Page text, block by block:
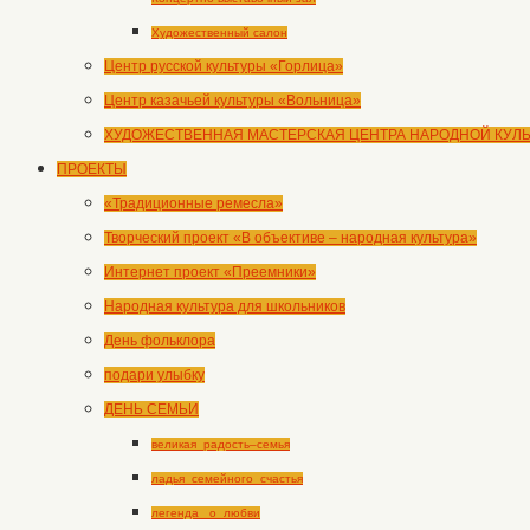
Художественный салон
Центр русской культуры «Горлица»
Центр казачьей культуры «Вольница»
ХУДОЖЕСТВЕННАЯ МАСТЕРСКАЯ ЦЕНТРА НАРОДНОЙ
ПРОЕКТЫ
«Традиционные ремесла»
Творческий проект «В объективе – народная культура»
Интернет проект «Преемники»
Народная культура для школьников
День фольклора
подари улыбку
ДЕНЬ СЕМЬИ
великая_радость–семья
ладья_семейного_счастья
легенда _о_любви